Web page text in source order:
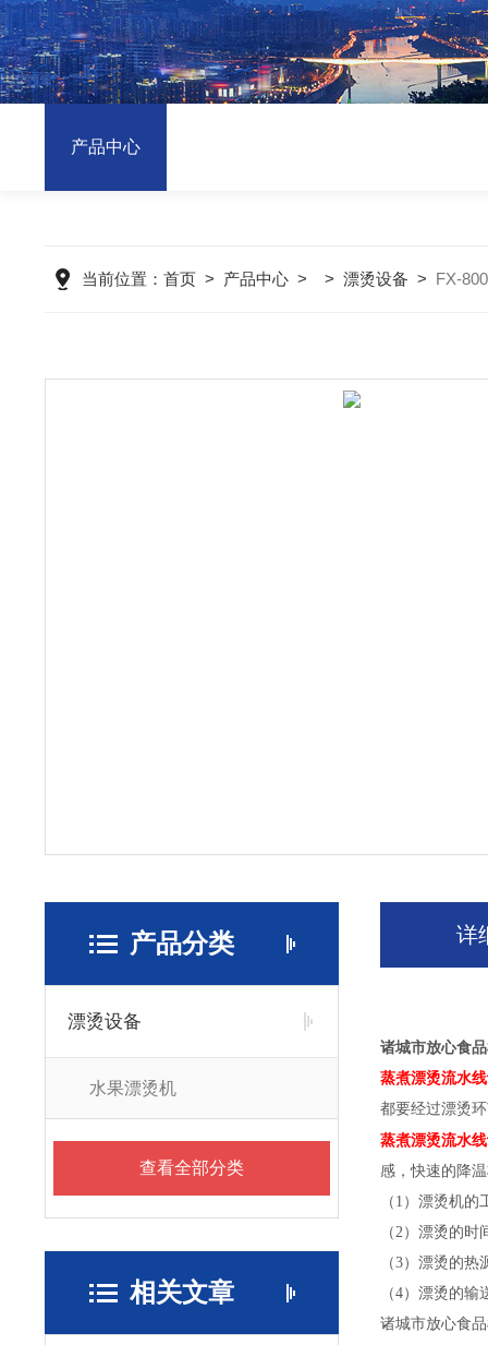
产品中心
当前位置： 首页> 产品中心> > 漂烫设备 > FX-
产品分类
漂烫设备
水果漂烫机
查看全部分类
相关文章
详
诸城市放心食
蒸煮漂烫流水
都要经过漂烫
蒸煮漂烫流水
感，快速的降
（1）漂烫机
（2）漂烫的
（3）漂烫的
（4）漂烫的
诸城市放心食